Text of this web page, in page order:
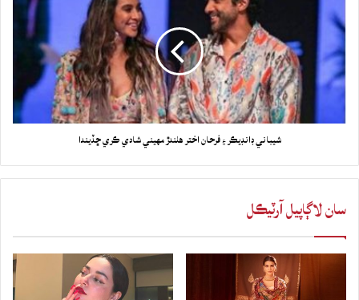
شيباني ڊانڊيڪر ۽ فرحان اختر هلندڙ مهيني شادي ڪري ڇڏيندا
سان لاڳاپيل آرٽيڪل